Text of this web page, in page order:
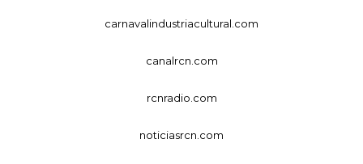
carnavalindustriacultural.com
canalrcn.com
rcnradio.com
noticiasrcn.com